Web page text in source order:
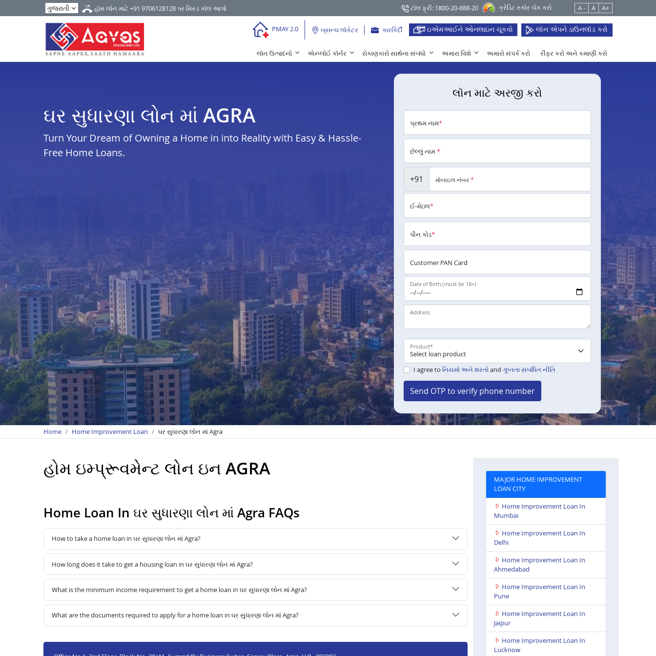
હૉમ લૉન માટે +91 9706128128પર મિસ્ડ કૉલ આપો ટૉલ ફ્રી: 1800-20-888-20 ક્રેડિટ સ્કૉર ચેક કરો A - A A+
PMAY 2.0 બ્રાન્ચ લૉકેટર કારકિર્દી ઇએમઆઈને ઓનલાઇન ચૂકવો લૉન એપને ડાઉનલૉડ કરો
લૉન ઉત્પાદનો એમ્પ્લોઈ કૉર્નર રોકાણકારો સાથેના સંબંધો અમારા વિશે અમારો સંપર્ક કરો રીફર કરો અને કમાણી કરો
ઘર સુધારણા લોન માં AGRA
Turn Your Dream of Owning a Home in into Reality with Easy & Hassle-
Free Home Loans.
લૉન માટે અરજી કરો
પ્રથમ નામ*
છેલ્લું નામ*
+91 મોબાઇલ નંબર*
ઈ-મેઇલ*
પીન કોડ*
Customer PAN Card
Date of Birth (must be 18+)
Address
Product*
I agree to નિયમો અને શરતો and ગુપ્તતા સંબંધિત નીતિ
Send OTP to verify phone number
Home Home Improvement Loan ઘર સુધારણા લોન માં Agra
હોમ ઇમ્પ્રૂવમેન્ટ લોન ઇન AGRA
Home Loan In ઘર સુધારણા લોન માં Agra FAQs
How to take a home loan in ઘર સુધારણા લોન માં Agra?
How long does it take to get a housing loan in ઘર સુધારણા લોન માં Agra?
What is the minimum income requirement to get a home loan in ઘર સુધારણા લોન માં Agra?
What are the documents required to apply for a home loan in ઘર સુધારણા લોન માં Agra?
MAJOR HOME IMPROVEMENT
LOAN CITY
Home Improvement Loan In
Mumbai
Home Improvement Loan In
Delhi
Home Improvement Loan In
Ahmedabad
Home Improvement Loan In
Pune
Home Improvement Loan In
Jaipur
Home Improvement Loan In
Lucknow